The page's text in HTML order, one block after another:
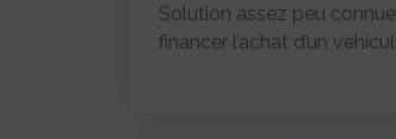
Solution assez peu
financer l’achat d’un